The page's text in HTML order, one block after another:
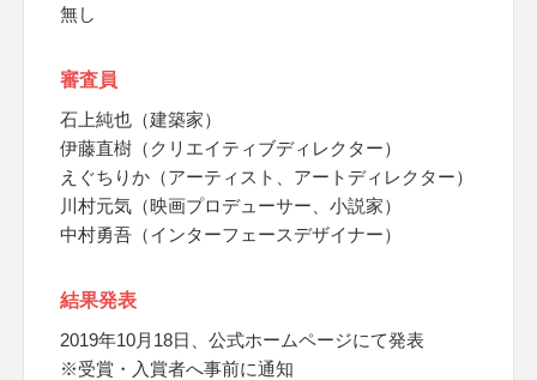
無し
審査員
石上純也（建築家）
伊藤直樹（クリエイティブディレクター）
えぐちりか（アーティスト、アートディレクター）
川村元気（映画プロデューサー、小説家）
中村勇吾（インターフェースデザイナー）
結果発表
2019年10月18日、公式ホームページにて発表​
※受賞・入賞者へ事前に通知